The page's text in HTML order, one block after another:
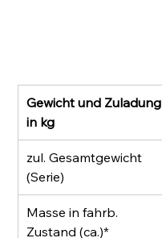
Gewicht und Zuladung
in kg
zul. Gesamtgewicht
(Serie)
Masse in fahrb.
Zustand (ca.)*